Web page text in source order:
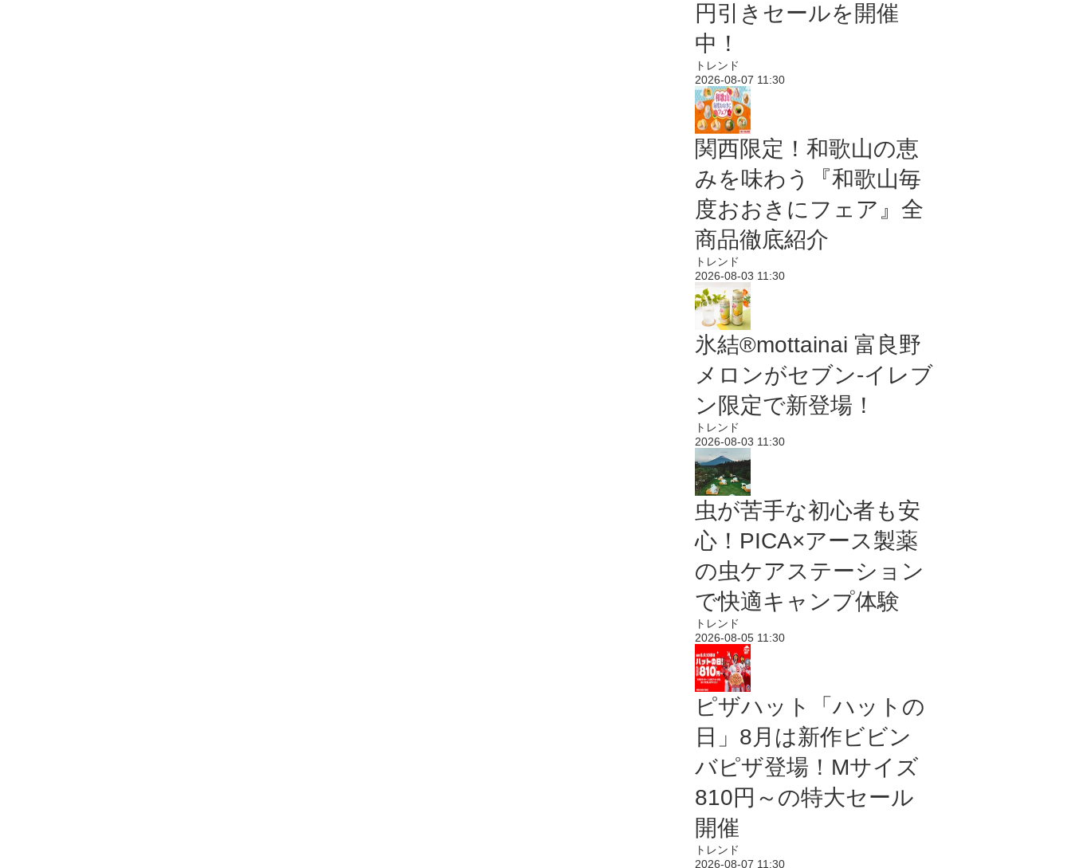
円引きセールを開催
中！
トレンド
2026-08-07 11:30
関西限定！和歌山の恵
みを味わう『和歌山毎
度おおきにフェア』全
商品徹底紹介
トレンド
2026-08-03 11:30
氷結®mottainai 富良野
メロンがセブン‐イレブ
ン限定で新登場！
トレンド
2026-08-03 11:30
虫が苦手な初心者も安
心！PICA×アース製薬
の虫ケアステーション
で快適キャンプ体験
トレンド
2026-08-05 11:30
ピザハット「ハットの
日」8月は新作ビビン
バピザ登場！Mサイズ
810円～の特大セール
開催
トレンド
2026-08-07 11:30